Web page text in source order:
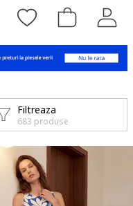
Filtreaza
683 produse